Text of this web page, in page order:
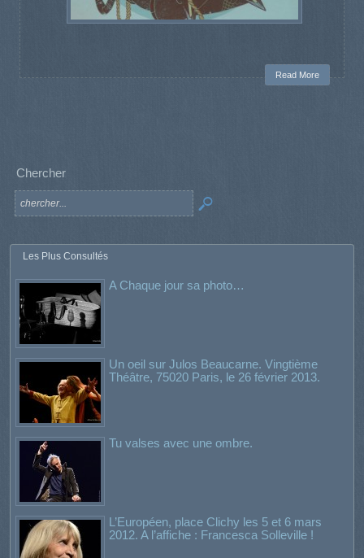
Read More
Chercher
Les Plus Consultés
A Chaque jour sa photo…
Un oeil sur Julos Beaucarne. Vingtième
Théâtre, 75020 Paris, le 26 février 2013.
Tu valses avec une ombre.
L’Européen, place Clichy les 5 et 6 mars
2012. A l’affiche : Francesca Solleville !